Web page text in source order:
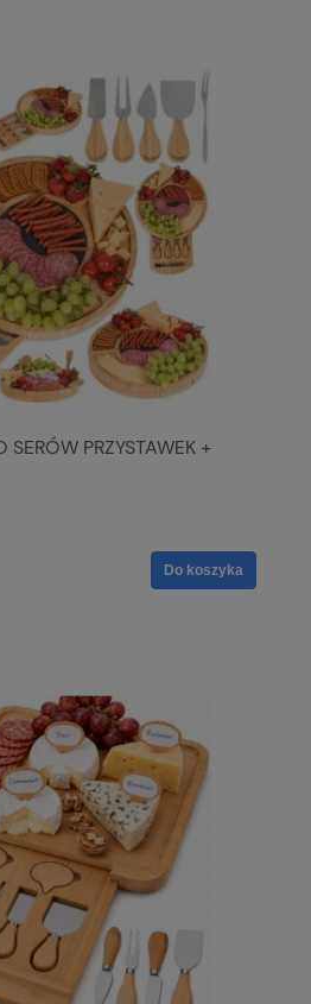
SERÓW PRZYSTAWEK +
Do koszyka